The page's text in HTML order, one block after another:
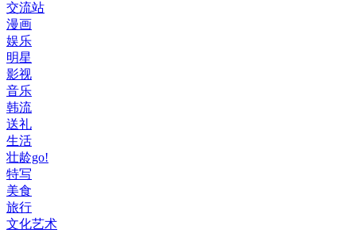
交流站
漫画
娱乐
明星
影视
音乐
韩流
送礼
生活
壮龄go!
特写
美食
旅行
文化艺术